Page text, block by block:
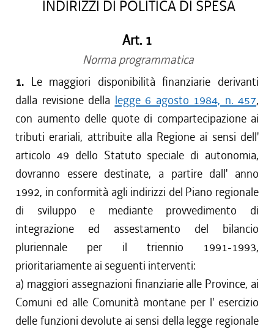
INDIRIZZI DI POLITICA DI SPESA
Art. 1
Norma programmatica
1. Le maggiori disponibilità finanziarie derivanti
dalla revisione della legge 6 agosto 1984, n. 457,
con aumento delle quote di compartecipazione ai
tributi erariali, attribuite alla Regione ai sensi dell'
articolo 49 dello Statuto speciale di autonomia,
dovranno essere destinate, a partire dall' anno
1992, in conformità agli indirizzi del Piano regionale
di sviluppo e mediante provvedimento di
integrazione ed assestamento del bilancio
pluriennale per il triennio 1991-1993,
prioritariamente ai seguenti interventi:
a) maggiori assegnazioni finanziarie alle Province, ai
Comuni ed alle Comunità montane per l' esercizio
delle funzioni devolute ai sensi della legge regionale